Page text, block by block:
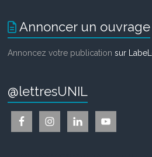
Annoncer un ouvrage
Annoncez votre publicationsur
@lettresUNIL